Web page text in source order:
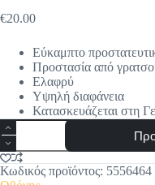
€20.00
Εύκαμπτο
Προστασία από
Ελαφρύ
Υψηλή διαφάνεια
Κατασκευάζεται στη
Upscreen
Hybrid
Glass
Clear
Premium
Κωδικός προϊόντος: 5556464